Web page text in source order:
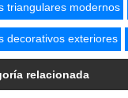
triangulares modernos
decorativos exteriores
relacionada